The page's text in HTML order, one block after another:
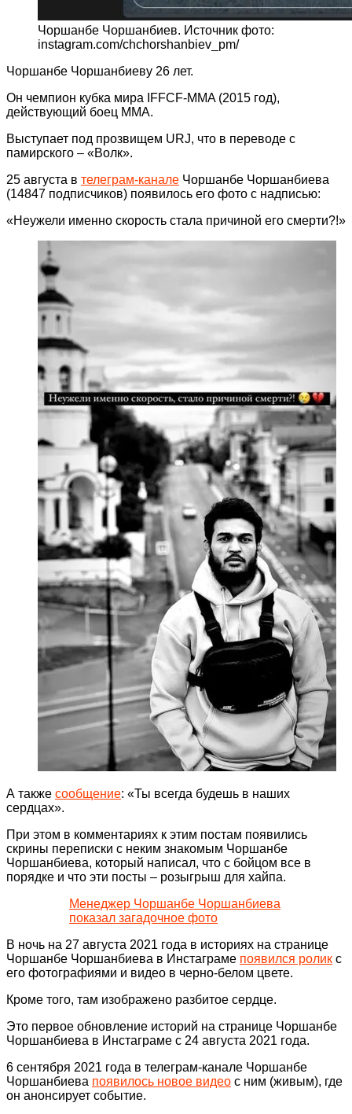
Чоршанбе Чоршанбиев. Источник фото:
instagram.com/chchorshanbiev_pm/
Чоршанбе Чоршанбиеву 26 лет.
Он чемпион кубка мира IFFCF-MMA (2015 год),
действующий боец MMA.
Выступает под прозвищем URJ, что в переводе с
памирского – «Волк».
25 августа в телеграм-канале Чоршанбе Чоршанбиева
(14847 подписчиков) появилось его фото с надписью:
«Неужели именно скорость стала причиной его смерти?!»
А также сообщение: «Ты всегда будешь в наших
сердцах».
При этом в комментариях к этим постам появились
скрины переписки с неким знакомым Чоршанбе
Чоршанбиева, который написал, что с бойцом все в
порядке и что эти посты – розыгрыш для хайпа.
Менеджер Чоршанбе Чоршанбиева
показал загадочное фото
В ночь на 27 августа 2021 года в историях на странице
Чоршанбе Чоршанбиева в Инстаграме появился ролик с
его фотографиями и видео в черно-белом цвете.
Кроме того, там изображено разбитое сердце.
Это первое обновление историй на странице Чоршанбе
Чоршанбиева в Инстаграме с 24 августа 2021 года.
6 сентября 2021 года в телеграм-канале Чоршанбе
Чоршанбиева появилось новое видео с ним (живым), где
он анонсирует событие.